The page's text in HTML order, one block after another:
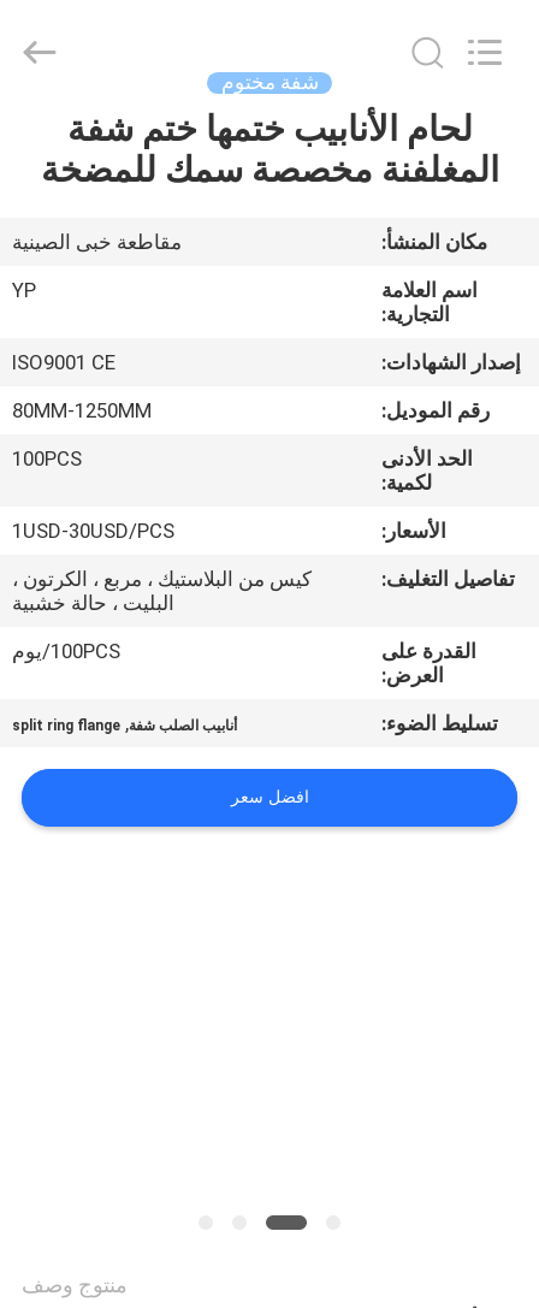
المنزل
معلومات
جولة
ضبط
الجودة
أخبار
TRADE
CO.,LTD.
شفة مختوم
لحام الأنابيب ختمها ختم شفة
المغلفنة مخصصة سمك للمضخة
مكان المنشأ:
مقاطعة خبى الصينية
اسم العلامة
التجارية:
YP
إصدار الشهادات:
ISO9001 CE
رقم الموديل:
80MM-1250MM
الحد الأدنى
لكمية:
100PCS
الأسعار:
1USD-30USD/PCS
تفاصيل التغليف:
كيس من البلاستيك ، مربع ، الكرتون ،
البليت ، حالة خشبية
القدرة على
العرض:
100PCS/يوم
تسليط الضوء: أنابيب الصلب شفة,
split ring flange
افضل سعر
منتوج وصف